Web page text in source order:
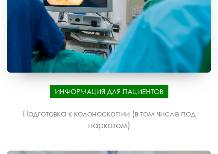
ИНФОРМАЦИЯ ДЛЯ ПАЦИЕНТОВ
Подготовка к колоноскопии (в том числе под
наркозом)